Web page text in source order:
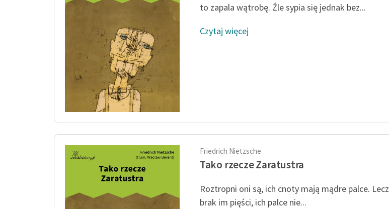
to zapala wątrobę. Źle sypia się jednak bez...
Czytaj więcej
Friedrich Nietzsche
Tako rzecze Zaratustra
Roztropni oni są, ich cnoty mają mądre palce. Lecz
brak im pięści, ich palce nie...